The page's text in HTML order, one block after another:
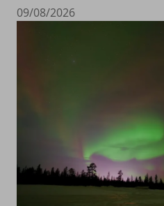
09/08/2026